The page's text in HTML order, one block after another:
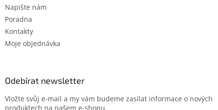
Napište nám
Poradna
Kontakty
Moje objednávka
Odebírat newsletter
Vložte svůj e-mail a my vám budeme zasílat informace o nových
produktech na našem e-shopu.